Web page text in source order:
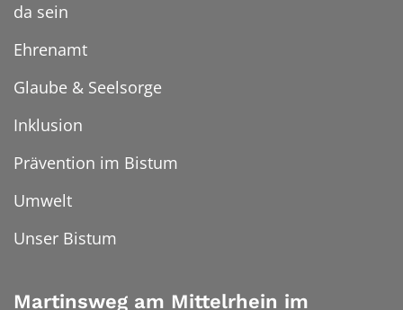
da sein
Ehrenamt
Glaube & Seelsorge
Inklusion
Prävention im Bistum
Umwelt
Unser Bistum
Martinsweg am Mittelrhein im